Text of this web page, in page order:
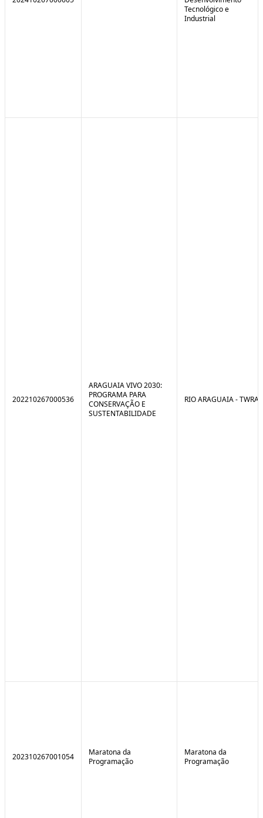
Tecnológico e
Industrial
202210267000536
ARAGUAIA VIVO 2030:
PROGRAMA PARA
CONSERVAÇÃO E
SUSTENTABILIDADE
RIO ARAGUAIA - TWRA
202310267001054
Maratona da
Programação
Maratona da
Programação